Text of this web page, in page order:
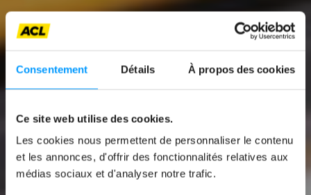
Consentement Détails À propos des cookies
Ce site web utilise des cookies.
Les cookies nous permettent de personnaliser le contenu
et les annonces, d'offrir des fonctionnalités relatives aux
médias sociaux et d'analyser notre trafic.
News
UNE ÉVOLUTION
D’UNE ICÔNE